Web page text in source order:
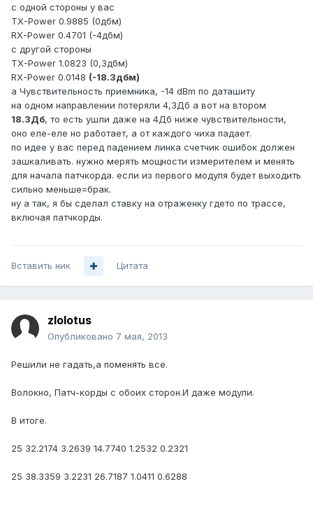
с одной стороны у вас
TX-Power 0.9885 (0дбм)
RX-Power 0.4701 (-4дбм)
с другой стороны
TX-Power 1.0823 (0,3дбм)
RX-Power 0.0148 (-18.3дбм)
а Чувствительность приемника, -14 dBm по даташиту
на одном направлении потеряли 4,3Дб а вот на втором
18.3Дб, то есть ушли даже на 4Дб ниже чувствительности,
оно еле-еле но работает, а от каждого чиха падает.
по идее у вас перед падением линка счетчик ошибок должен
зашкаливать. нужно мерять мощности измерителем и менять
для начала патчкорда. если из первого модуля будет выходить
сильно меньше=брак.
ну а так, я бы сделал ставку на отраженку гдето по трассе,
включая патчкорды.
Вставить ник Цитата
zlolotus
Опубликовано 7 мая, 2013
Решили не гадать,а поменять все.
Волокно, Патч-корды с обоих сторон.И даже модули.
В итоге.
25 32.2174 3.2639 14.7740 1.2532 0.2321
25 38.3359 3.2231 26.7187 1.0411 0.6288